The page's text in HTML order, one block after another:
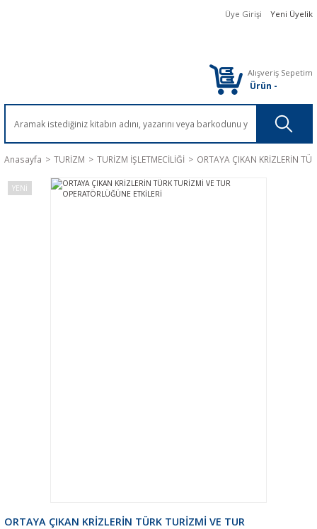
Üye Girişi Yeni Üyelik
Alışveriş Sepetim
Ürün -
Anasayfa TURİZM TURİZM İŞLETMECİLİĞİ ORTAYA ÇIKAN KRİZLERİN
YENİ
ORTAYA ÇIKAN KRİZLERİN TÜRK TURİZMİ VE TUR